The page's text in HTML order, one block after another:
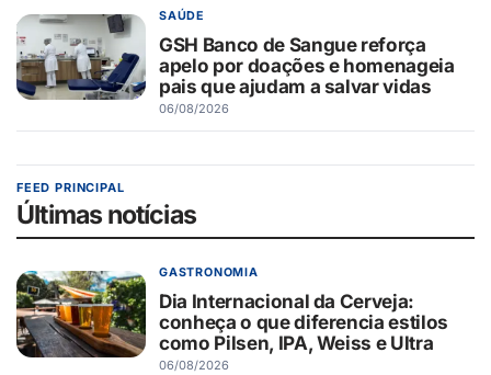
SAÚDE
GSH Banco de Sangue reforça
apelo por doações e homenageia
pais que ajudam a salvar vidas
06/08/2026
FEED PRINCIPAL
Últimas notícias
GASTRONOMIA
Dia Internacional da Cerveja:
conheça o que diferencia estilos
como Pilsen, IPA, Weiss e Ultra
06/08/2026